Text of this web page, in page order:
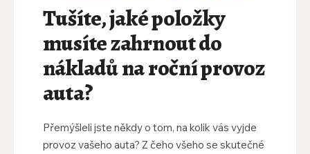
Tušíte, jaké položky
musíte zahrnout do
nákladů na roční provoz
auta?
Přemýšleli jste někdy o tom, na kolik vás vyjde
provoz vašeho auta? Z čeho všeho se skutečné